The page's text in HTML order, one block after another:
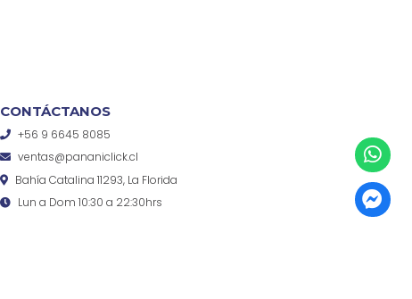
CONTÁCTANOS
+56 9 6645 8085
ventas@pananiclick.cl
Bahía Catalina 11293, La Florida
Lun a Dom 10:30 a 22:30hrs